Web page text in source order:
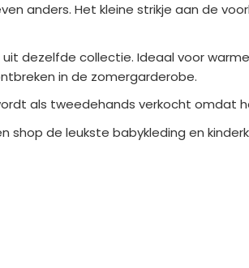
anders. Het kleine strikje aan de
dezelfde collectie. Ideaal voor
in de zomergarderobe.
als tweedehands verkocht omdat
shop de leukste babykleding en